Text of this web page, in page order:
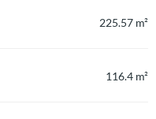
225.57 m²
116.4 m²